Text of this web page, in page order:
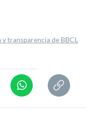
y transparencia de BBCL